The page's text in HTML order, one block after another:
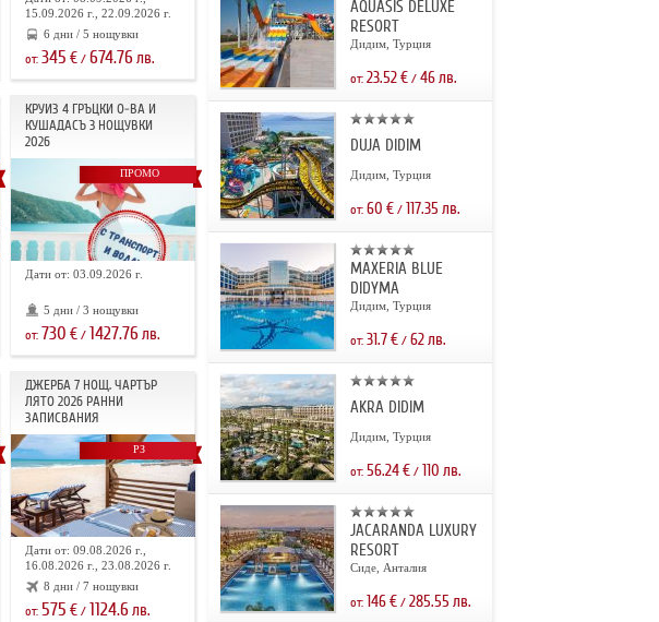
15.09.2026 г., 22.09.2026 г.
6 дни / 5 нощувки
от: 345 €/ 674.76лв.
КРУИЗ 4 ГРЪЦКИ О-ВА И
КУШАДАСЪ 3 НОЩУВКИ
2026
ПРОМО
Дати от: 03.09.2026 г.
5 дни / 3 нощувки
от: 730 €/ 1427.76лв.
ДЖЕРБА 7 НОЩ. ЧАРТЪР
ЛЯТО 2026 РАННИ
ЗАПИСВАНИЯ
РЗ
Дати от: 09.08.2026 г.,
16.08.2026 г., 23.08.2026 г.
8 дни / 7 нощувки
от: 575 €/ 1124.6лв.
AQUASIS DELUXE
RESORT
Дидим, Турция
от: 23.52€/ 46лв.
DUJA DIDIM
Дидим, Турция
от: 60 €/ 117.35 лв.
MAXERIA BLUE
DIDYMA
Дидим, Турция
от: 31.7€/ 62лв.
AKRA DIDIM
Дидим, Турция
от: 56.24€/ 110 лв.
JACARANDA LUXURY
RESORT
Сиде, Анталия
от: 146€/ 285.55 лв.